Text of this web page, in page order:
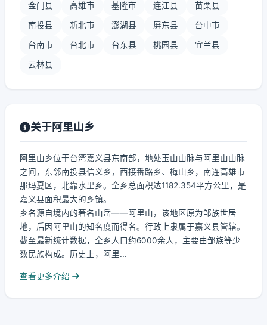
金门县 高雄市 基隆市 连江县 苗栗县
南投县 新北市 澎湖县 屏东县 台中市
台南市 台北市 台东县 桃园县 宜兰县
云林县
关于阿里山乡
阿里山乡位于台湾嘉义县东南部，地处玉山山脉与阿里山山脉
之间，东邻南投县信义乡，西接番路乡、梅山乡，南连高雄市
那玛夏区，北靠水里乡。全乡总面积达1182.354平方公里，是
嘉义县面积最大的乡镇。
乡名源自境内的著名山岳——阿里山，该地区原为邹族世居
地，后因阿里山的知名度而得名。行政上隶属于嘉义县管辖。
截至最新统计数据，全乡人口约6000余人，主要由邹族等少
数民族构成。历史上，阿里...
查看更多介绍